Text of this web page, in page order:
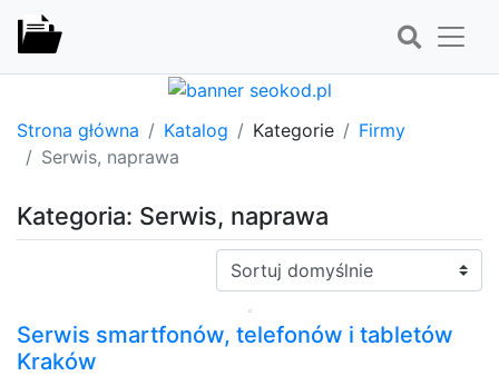
Strona główna Katalog Kategorie
Firmy
Serwis, naprawa
Kategoria: Serwis, naprawa
Sortuj:
Serwis smartfonów, telefonów i tabletów
Kraków